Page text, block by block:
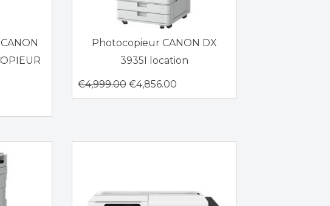
Photocopieur CANON DX
3935I location
€4,999.00 €4,856.00